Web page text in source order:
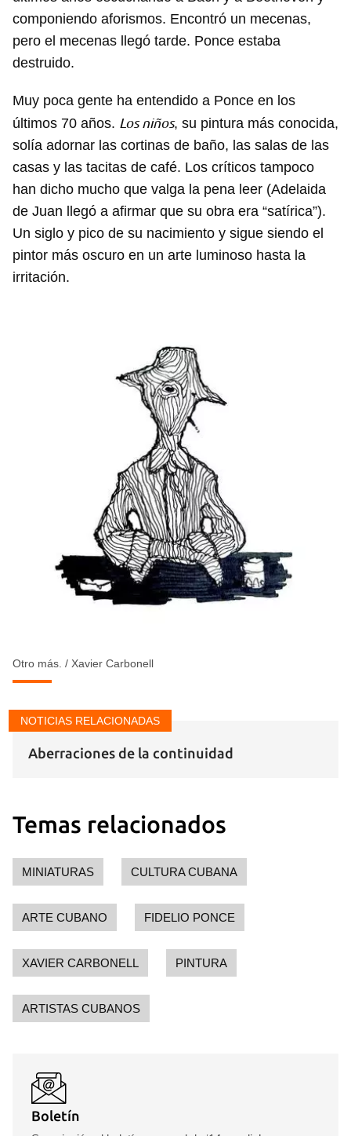
Guardar como favorito
Para poder guardar como favorito, primero has de
INICIAR SESIÓN CANCELAR
componiendo aforismos. Encontró un mecenas,
pero el mecenas llegó tarde. Ponce estaba
destruido.
Muy poca gente ha entendido a Ponce en los
últimos 70 años. Los niños, su pintura más conocida,
solía adornar las cortinas de baño, las salas de las
casas y las tacitas de café. Los críticos tampoco
han dicho mucho que valga la pena leer (Adelaida
de Juan llegó a afirmar que su obra era “satírica”).
Un siglo y pico de su nacimiento y sigue siendo el
pintor más oscuro en un arte luminoso hasta la
irritación.
Otro más. / Xavier Carbonell
NOTICIAS RELACIONADAS
Aberraciones de la continuidad
Temas relacionados
MINIATURAS CULTURA CUBANA
ARTE CUBANO FIDELIO PONCE
XAVIER CARBONELL PINTURA
ARTISTAS CUBANOS
Boletín